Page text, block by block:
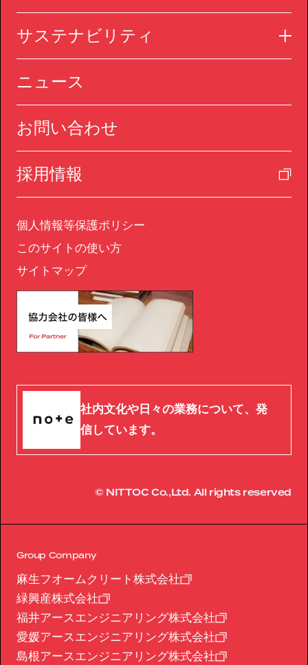
サステナビリティ
ニュース
お問い合わせ
採用情報
個人情報等保護ポリシー
このサイトの使い方
サイトマップ
社内文化や日々の業務について、発
信しています。
© NITTOC Co.,Ltd. All rights reserved
Group Company
麻生フオームクリート株式会社
緑興産株式会社
福井アースエンジニアリング株式会社
愛媛アースエンジニアリング株式会社
島根アースエンジニアリング株式会社